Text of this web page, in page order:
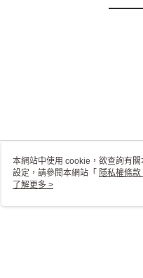
本網站中使用 cookie，欲查詢有
設定，請參閱本網站「 隱私權條款
使用 cookie。
了解更多 >